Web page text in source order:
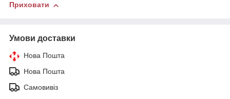
Приховати
Умови доставки
Нова Пошта
Нова Пошта
Самовивіз